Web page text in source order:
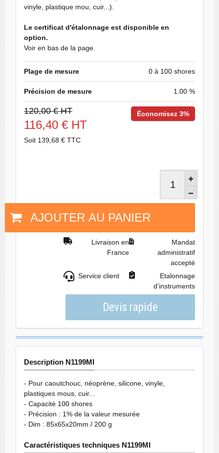
vinyle, plastique mou, cuir...).
Le certificat d'étalonnage est disponible en
option.
Voir en bas de la page.
Plage de mesure 0 à 100 shores
Précision de mesure 1.00 %
Économisez 3%
120,00 € HT
116,40 € HT
Soit 139,68 € TTC
AJOUTER AU PANIER
Livraison en
France
Mandat
administratif
accepté
Service client
Etalonnage
d'instruments
Description N1199MI
- Pour caoutchouc, néoprène, silicone, vinyle,
plastiques mous, cuir...
- Capacité 100 shores
- Précision : 1% de la valeur mesurée
- Dim : 85x65x20mm / 200 g
Caractéristiques techniques N1199MI